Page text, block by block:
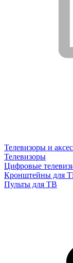
Телевизоры и
Телевизоры
Цифровые
Кронштейны для
Пульты для ТВ